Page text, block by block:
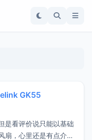
GK55
是看评价说只能以基础
扇，心里还是有点介意